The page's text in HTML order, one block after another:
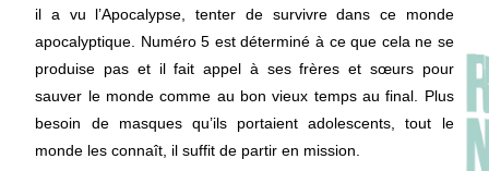
il a vu l’Apocalypse, tenter de survivre dans ce monde
apocalyptique. Numéro 5 est déterminé à ce que cela ne se
produise pas et il fait appel à ses frères et sœurs pour
sauver le monde comme au bon vieux temps au final. Plus
besoin de masques qu’ils portaient adolescents, tout le
monde les connaît, il suffit de partir en mission.